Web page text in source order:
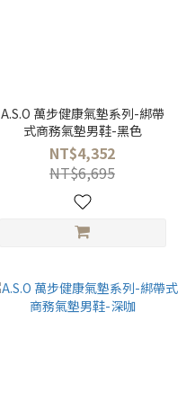
A.S.O 萬步健康氣墊系列-綁帶
式商務氣墊男鞋-黑色
NT$4,352
NT$6,695